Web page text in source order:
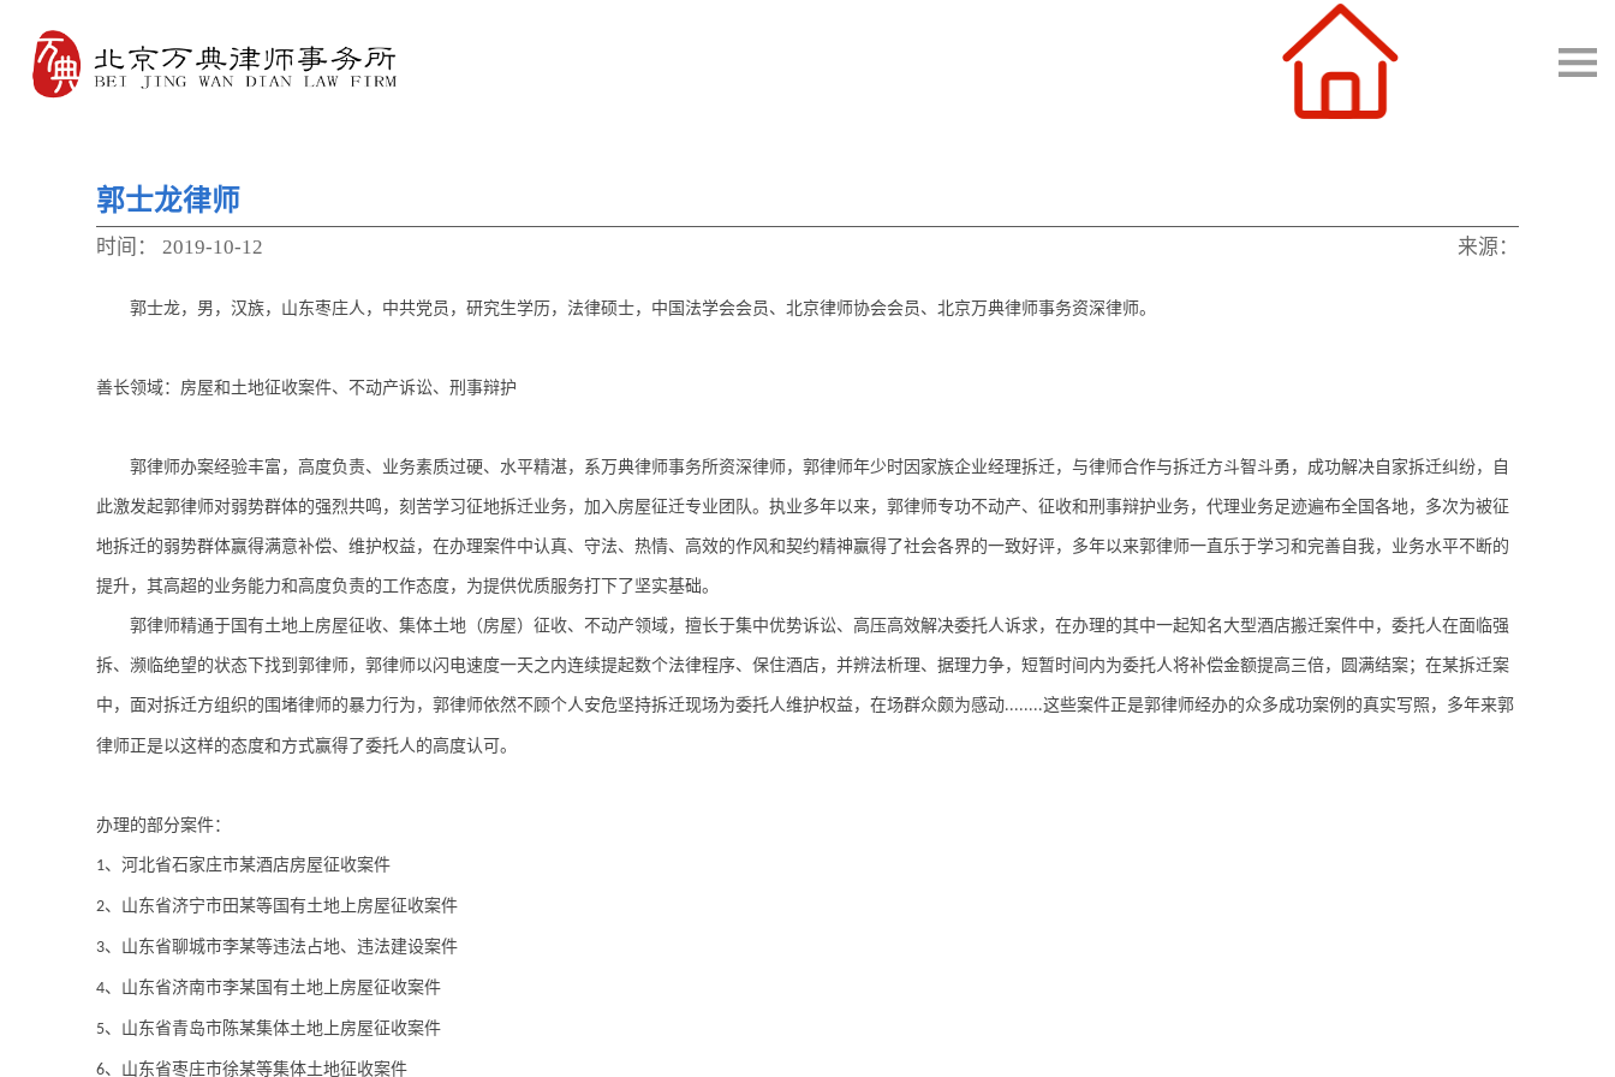
郭士龙律师
来源：
时间： 2019-10-12
郭士龙，男，汉族，山东枣庄人，中共党员，研究生学历，法律硕士，中国法学会会员、北京律师协会会员、北京万典律师事务资深律师。
善长领域：房屋和土地征收案件、 不动产诉讼、 刑事辩护
郭律师办案经验丰富，高度负责、业务素质过硬、水平精湛，系万典律师事务所资深律师，郭律师年少时因家族企业经理拆迁，与律师合作与拆迁方斗智斗勇，成功解决自家拆迁纠纷，自
此激发起郭律师对弱势群体的强烈共鸣 ， 刻苦学习征地拆迁业务， 加入房屋征迁专业团队。 执业多年以来，郭律师专功不动产、征收和刑事辩护业务，代理业务足迹遍布全国各地，多次为被征
地拆迁的弱势群体赢得满意补偿、维护权益，在办理案件中认真、守法、热情、高效的作风和契约精神赢得了社会各界的一致好评，多年以来郭律师一直乐于学习和完善自我，业务水平不断的
提升，其高超的业务能力和高度负责的工作态度，为提供优质服务打下了坚实基础。
郭律师精通于国有土地上房屋征收、集体土地（房屋）征收、 不动产领域， 擅长于集中优势诉讼、高压高效解决委托人诉求，在办理的其中一起知名大型酒店搬迁案件中，委托人在面临强
拆、濒临绝望的状态下找到郭律师，郭律师以闪电速度一天之内连续提起数个法律程序、保住酒店，并辨法析理、据理力争，短暂时间内为委托人将补偿金额提高三倍，圆满结案； 在某拆迁案
中，面对拆迁方组织的围堵律师的暴力行为，郭律师依然不顾个人安危坚持拆迁现场为委托人维护权益，在场群众颇为感动........这些案件正是郭律师经办的众多成功案例的真实写照，多年来郭
律师正是以这样的态度和方式赢得了委托人的高度认可。
办理的部分案件：
1、河北省石家庄市某酒店房屋征收案件
2、山东省济宁市田某等国有土地上房屋征收案件
3、山东省聊城市李某等违法占地、违法建设案件
4、山东省济南市李某国有土地上房屋征收案件
5、山东省青岛市陈某集体土地上房屋征收案件
6、山东省枣庄市徐某等集体土地征收案件